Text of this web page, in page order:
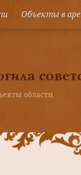
Объекты в
области